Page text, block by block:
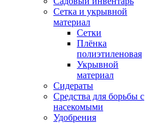
Сетка и укрывной
материал
Сетки
Плёнка
полиэтиленовая
Укрывной
материал
Сидераты
Средства для борьбы с
насекомыми
Удобрения